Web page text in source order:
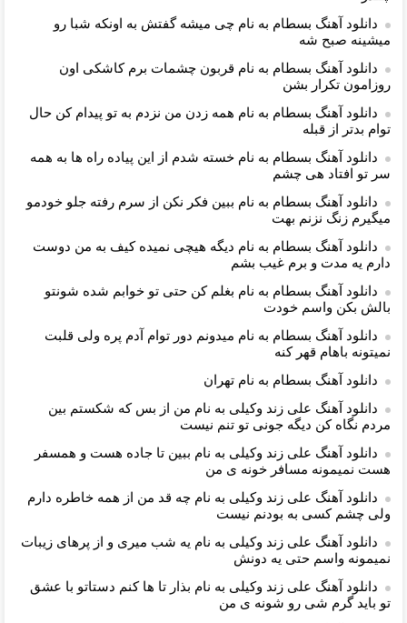
دانلود آهنگ بسطام به نام چی میشه گفتش به اونکه شبا رو
میشینه صبح شه
دانلود آهنگ بسطام به نام قربون چشمات برم کاشکی اون
روزامون تکرار بشن
دانلود آهنگ بسطام به نام همه زدن من نزدم به تو پیدام کن حال
توام بدتر از قبله
دانلود آهنگ بسطام به نام خسته شدم از این پیاده راه ها به همه
سر تو افتاد هی چشم
دانلود آهنگ بسطام به نام ببین فکر نکن از سرم رفته جلو خودمو
میگیرم زنگ نزنم بهت
دانلود آهنگ بسطام به نام دیگه هیچی نمیده کیف به من دوست
دارم یه مدت و برم غیب بشم
دانلود آهنگ بسطام به نام بغلم کن حتی تو خوابم شده شونتو
بالش بکن واسم خودت
دانلود آهنگ بسطام به نام میدونم دور توام آدم پره ولی قلبت
نمیتونه باهام قهر کنه
دانلود آهنگ بسطام به نام تهران
دانلود آهنگ علی زند وکیلی به نام من از بس كه شكستم بین
مردم نگاه كن دیگه جونى تو تنم نیست
دانلود آهنگ علی زند وکیلی به نام ببین تا جاده هست و همسفر
هست نمیمونه مسافر خونه ی من
دانلود آهنگ علی زند وکیلی به نام چه قد من از همه خاطره دارم
ولی چشم كسی به بودنم نیست
دانلود آهنگ علی زند وکیلی به نام یه شب میرى و از پرهای زيبات
نمیمونه واسم حتی یه دونش
دانلود آهنگ علی زند وکیلی به نام بذار تا ها كنم دستاتو با عشق
تو باید گرم شی رو شونه ى من